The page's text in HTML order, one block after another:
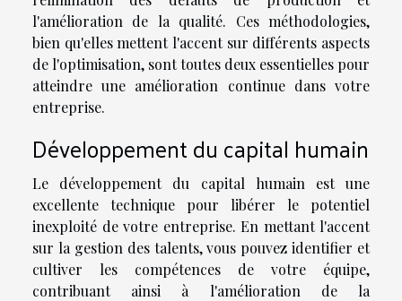
l'amélioration de la qualité. Ces méthodologies,
bien qu'elles mettent l'accent sur différents aspects
de l'optimisation, sont toutes deux essentielles pour
atteindre une amélioration continue dans votre
entreprise.
Développement du capital humain
Le développement du capital humain est une
excellente technique pour libérer le potentiel
inexploité de votre entreprise. En mettant l'accent
sur la gestion des talents, vous pouvez identifier et
cultiver les compétences de votre équipe,
contribuant ainsi à l'amélioration de la